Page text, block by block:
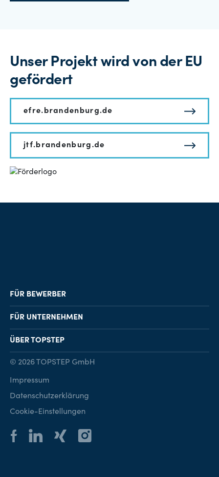
Unser Projekt wird von der EU
gefördert
efre.brandenburg.de
jtf.brandenburg.de
FÜR BEWERBER
Job-Finder
Karriereberatung
FÜR UNTERNEHMEN
Personalvermittlung
Personalsuche
ÜBER TOPSTEP
Kontakt
© 2026 TOPSTEP GmbH
Impressum
Datenschutzerklärung
Cookie-Einstellungen